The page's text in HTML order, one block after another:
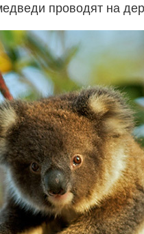
проводят на